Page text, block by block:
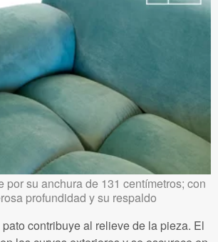
por su anchura de 131 centímetros; con
profundidad y su respaldo
contribuye al relieve de la pieza. El